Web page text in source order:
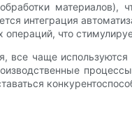
интеграция
что
все чаще